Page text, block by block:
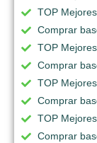
TOP
Comprar
TOP
Comprar
TOP
Comprar
TOP
Comprar